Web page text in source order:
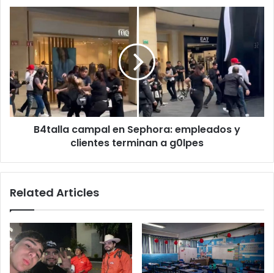
Juárez
B4talla
Sephora:
empleados
y
clientes
terminan
a
g0lpesB4talla campal en Sephora: empleados y
clientes terminan a g0lpes
Related Articles